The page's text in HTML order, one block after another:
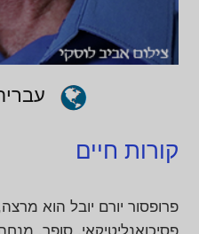
קורות חיים
פרופסור יורם יובל הוא